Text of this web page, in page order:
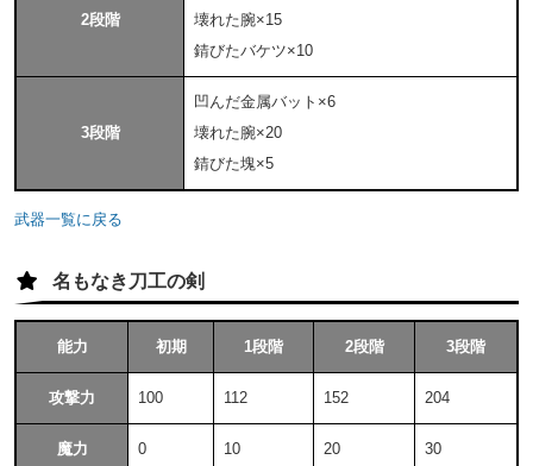
2段階
壊れた腕×15
錆びたバケツ×10
3段階
凹んだ金属バット×6
壊れた腕×20
錆びた塊×5
武器一覧に戻る
名もなき刀工の剣
能力 初期 1段階 2段階 3段階
攻撃力 100 112 152 204
魔力 0 10 20 30